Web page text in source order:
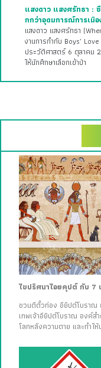
แสงดาว แสงศรัทธา :
กกว่าอุดมการณ์การเมือ
แสงดาว แสงศรัทธา
งานการกำกับ Boys’
ประวัติศาสตร์ 6 ตุลาคม
ให้นักศึกษาเลือกเข้าป่า
ไขปริศนาไอยคุปต์ กับ 7
ชวนตีตั๋วท่อง อียิปต์โบราณ
เทพเจ้าอียิปต์โบราณ องค์ส
โลกหลังความตาย และทำใ